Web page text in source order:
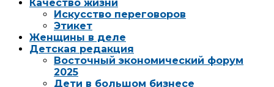
Качество жизни
Искусство переговоров
Этикет
Женщины в деле
Детская редакция
Восточный экономический форум
2025
Дети в большом бизнесе